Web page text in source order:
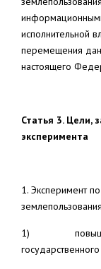
исполнительной
перемещения
настоящего
Статья 3. Цели,
эксперимента
1. Эксперимент
1) повышения